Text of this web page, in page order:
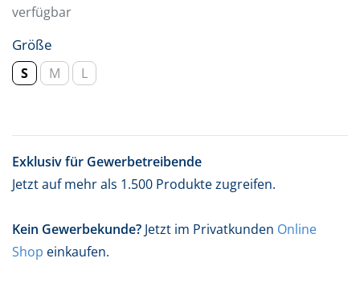
verfügbar
Größe
S M L
Exklusiv für Gewerbetreibende
Jetzt auf mehr als 1.500 Produkte zugreifen.
Kein Gewerbekunde? Jetzt im Privatkunden Online
Shop einkaufen.